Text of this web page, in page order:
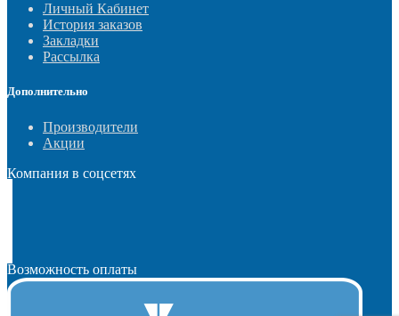
Личный Кабинет
История заказов
Закладки
Рассылка
Дополнительно
Производители
Акции
Компания в соцсетях
Возможность оплаты